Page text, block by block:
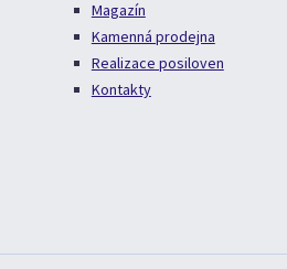
Magazín
Kamenná prodejna
Realizace posiloven
Kontakty